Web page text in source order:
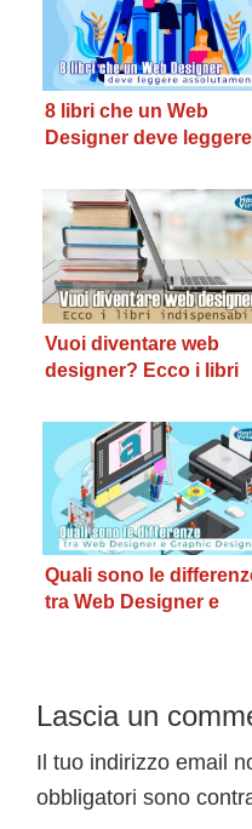
8 libri che un Web
Designer deve leggere
Vuoi diventare web
designer? Ecco i libri
Quali sono le
tra Web Designer e
Interazioni
del
lettore
Lascia un
Il tuo indirizzo email
obbligatori sono